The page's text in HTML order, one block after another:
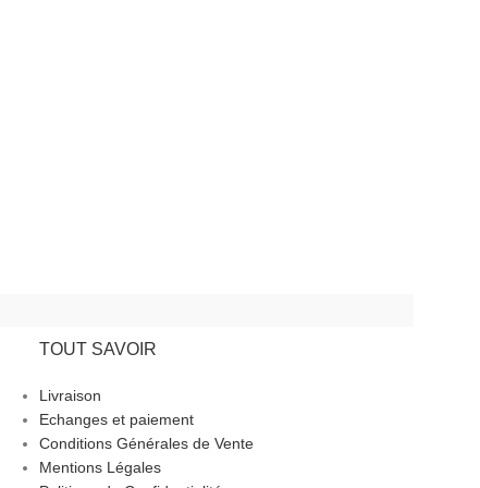
TOUT SAVOIR
Livraison
Echanges et paiement
Conditions Générales de Vente
Mentions Légales